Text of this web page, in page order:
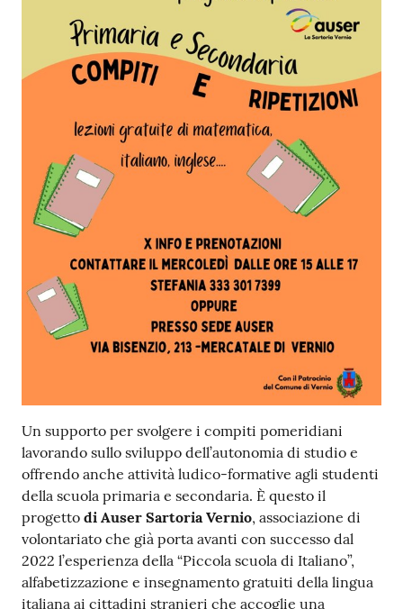
Contenuto
Un supporto per svolgere i compiti pomeridiani
lavorando sullo sviluppo dell’autonomia di studio e
offrendo anche attività ludico-formative agli studenti
della scuola primaria e secondaria. È questo il
progetto di Auser Sartoria Vernio, associazione di
volontariato che già porta avanti con successo dal
2022 l’esperienza della “Piccola scuola di Italiano”,
alfabetizzazione e insegnamento gratuiti della lingua
italiana ai cittadini stranieri che accoglie una